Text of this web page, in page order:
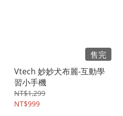
售完
Vtech 妙妙犬布麗-互動學
習小手機
NT$1,299
NT$999